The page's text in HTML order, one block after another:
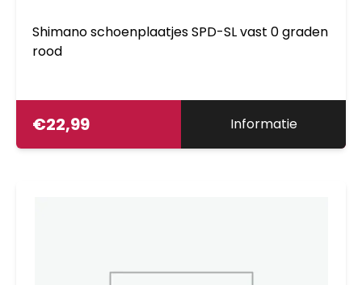
Shimano schoenplaatjes SPD-SL vast 0 graden
rood
€22,99 Informatie